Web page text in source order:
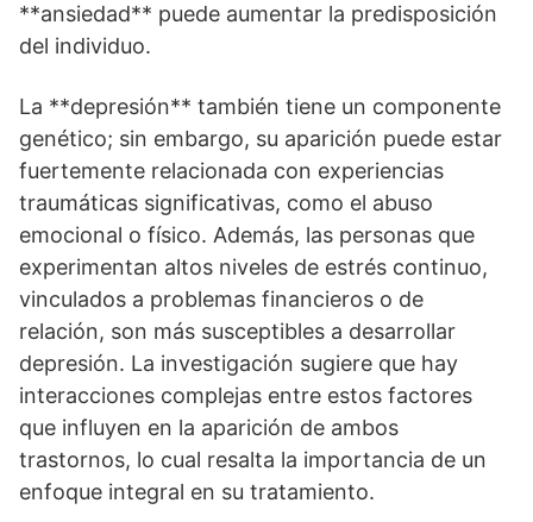
**ansiedad** puede aumentar la predisposición
del individuo.
La **depresión** también tiene un componente
genético; sin embargo, su aparición puede estar
fuertemente relacionada con experiencias
traumáticas significativas, como el abuso
emocional o fí­sico. Además, las personas que
experimentan altos niveles de estrés continuo,
vinculados a problemas financieros o de
relación, son más susceptibles a desarrollar
depresión. La investigación sugiere que hay
interacciones complejas entre estos factores
que influyen en la aparición de ambos
trastornos, lo cual resalta la importancia de un
enfoque integral en su tratamiento.